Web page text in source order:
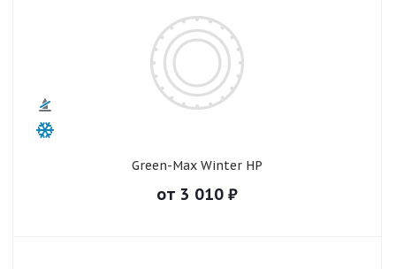
Green-Max Winter HP
от 3 010 ₽